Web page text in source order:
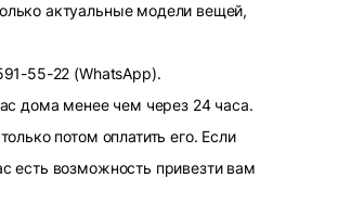
актуальные модели вещей,
55-22 (WhatsApp).
дома менее чем через 24 часа.
потом оплатить его. Если
есть возможность привезти вам